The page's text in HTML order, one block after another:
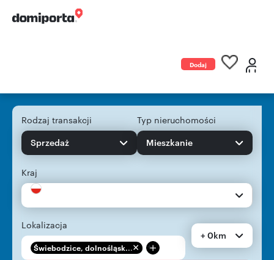
Dodaj
Rodzaj transakcji
Sprzedaż
Typ nieruchomości
Mieszkanie
Kraj
Lokalizacja
Świebodzice, dolnośląsk... +
+ 0km